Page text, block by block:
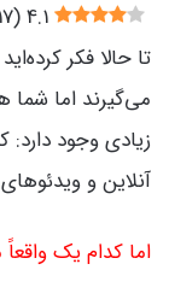
4.1
(
تا حالا فکر
می‌گیرند اما شما
زیادی وجود دارد:
آنلاین و
اما کدام یک